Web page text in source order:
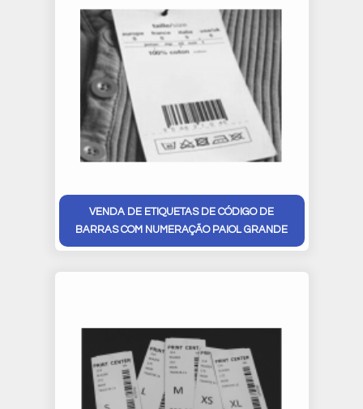
VENDA DE ETIQUETAS DE CÓDIGO DE
BARRAS COM NUMERAÇÃO PAIOL GRANDE